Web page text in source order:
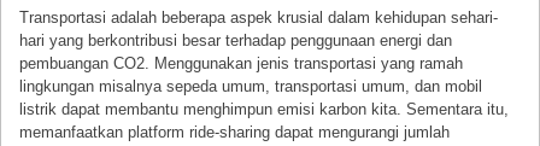
Transportasi adalah beberapa aspek krusial dalam kehidupan sehari-
hari yang berkontribusi besar terhadap penggunaan energi dan
pembuangan CO2. Menggunakan jenis transportasi yang ramah
lingkungan misalnya sepeda umum, transportasi umum, dan mobil
listrik dapat membantu menghimpun emisi karbon kita. Sementara itu,
memanfaatkan platform ride-sharing dapat mengurangi jumlah